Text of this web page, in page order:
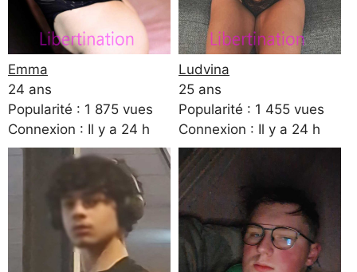
Emma
24 ans
Popularité : 1 875 vues
Connexion : Il y a 24 h
Ludvina
25 ans
Popularité : 1 455 vues
Connexion : Il y a 24 h